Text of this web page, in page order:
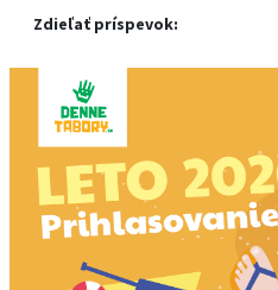
Zdieľať príspevok: